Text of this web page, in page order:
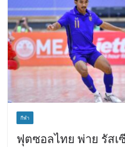
กีฬา
ฟุตซอลไทย พ่าย รัสเ